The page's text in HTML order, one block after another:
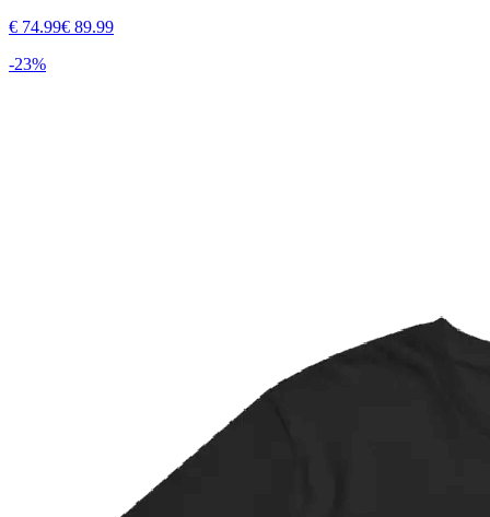
€ 74.99€ 89.99
-23%